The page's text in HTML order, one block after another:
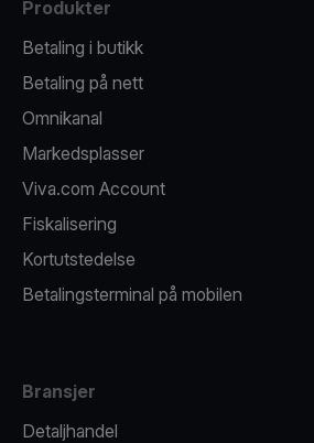
Produkter
Betaling i butikk
Betaling på nett
Omnikanal
Markedsplasser
Viva.com Account
Fiskalisering
Kortutstedelse
Betalingsterminal på mobilen
Bransjer
Detaljhandel